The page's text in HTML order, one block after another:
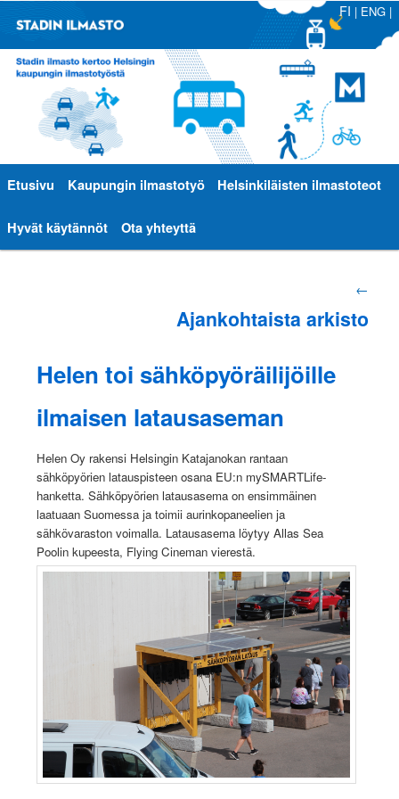
FI | ENG|
Päävalikko
Siirry
sisältöön
Siirry
toissijaiseen
Etusivu Kaupungin ilmastotyö Helsinkiläisten ilmastoteot
Hyvät käytännöt Ota yhteyttä
selaus
←
Ajankohtaista arkisto
Helen toi sähköpyöräilijöille
ilmaisen latausaseman
Helen Oy rakensi Helsingin Katajanokan rantaan
sähköpyörien latauspisteen osana EU:n mySMARTLife-
hanketta. Sähköpyörien latausasema on ensimmäinen
laatuaan Suomessa ja toimii aurinkopaneelien ja
sähkövaraston voimalla. Latausasema löytyy Allas Sea
Poolin kupeesta, Flying Cineman vierestä.